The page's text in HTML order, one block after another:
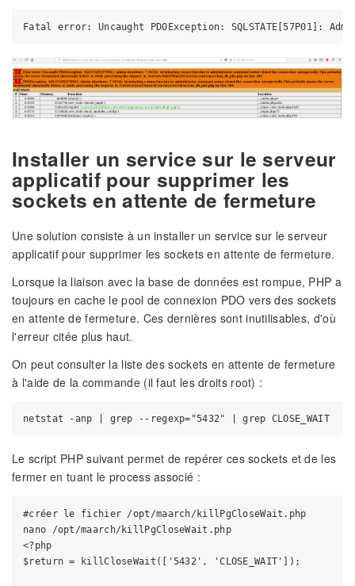
Installer un service sur le serveur
applicatif pour supprimer les
sockets en attente de fermeture
Une solution consiste à un installer un service sur le serveur
applicatif pour supprimer les sockets en attente de fermeture.
Lorsque la liaison avec la base de données est rompue, PHP a
toujours en cache le pool de connexion PDO vers des sockets
en attente de fermeture. Ces dernières sont inutilisables, d'où
l'erreur citée plus haut.
On peut consulter la liste des sockets en attente de fermeture
à l'aide de la commande (il faut les droits root) :
netstat -anp | grep --regexp="5432" | grep CLOSE_WAIT
Le script PHP suivant permet de repérer ces sockets et de les
fermer en tuant le process associé :
#créer le fichier /opt/maarch/killPgCloseWait.php
nano /opt/maarch/killPgCloseWait.php
<?php
$return = killCloseWait(['5432', 'CLOSE_WAIT']);